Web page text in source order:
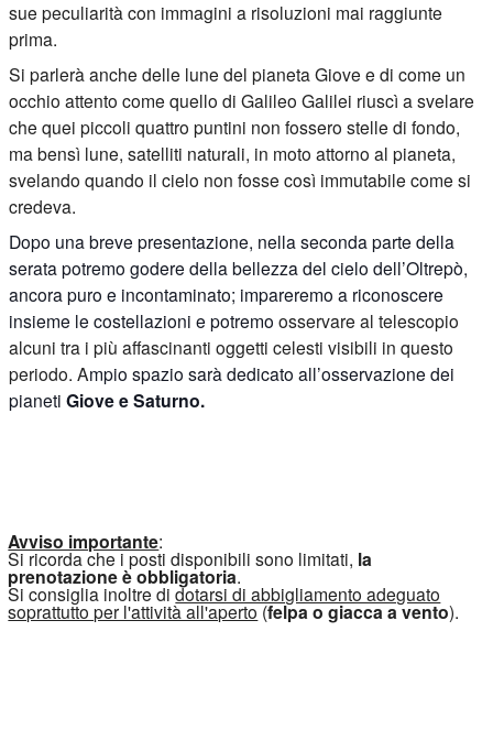
sue peculiarità con immagini a risoluzioni mai raggiunte
prima.
Si parlerà anche delle lune del pianeta Giove e di come un
occhio attento come quello di Galileo Galilei riuscì a svelare
che quei piccoli quattro puntini non fossero stelle di fondo,
ma bensì lune, satelliti naturali, in moto attorno al pianeta,
svelando quando il cielo non fosse così immutabile come si
credeva.
Dopo una breve presentazione, nella seconda parte della
serata potremo godere della bellezza del cielo dell’Oltrepò,
ancora puro e incontaminato; impareremo a riconoscere
insieme le costellazioni e potremoosservare al telescopio
alcuni tra i più affascinanti oggetti celesti visibili in questo
periodo. Ampio spazio sarà dedicato all’osservazione dei
pianetiGiove e Saturno.
Avviso importante:
Si ricorda che i posti disponibili sono limitati, la
prenotazione è obbligatoria.
Si consiglia inoltre didotarsi di abbigliamento adeguato
soprattutto per l'attività all'aperto(felpa o giacca a vento).